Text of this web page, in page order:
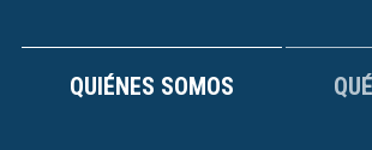
QUIÉNES SOMOS